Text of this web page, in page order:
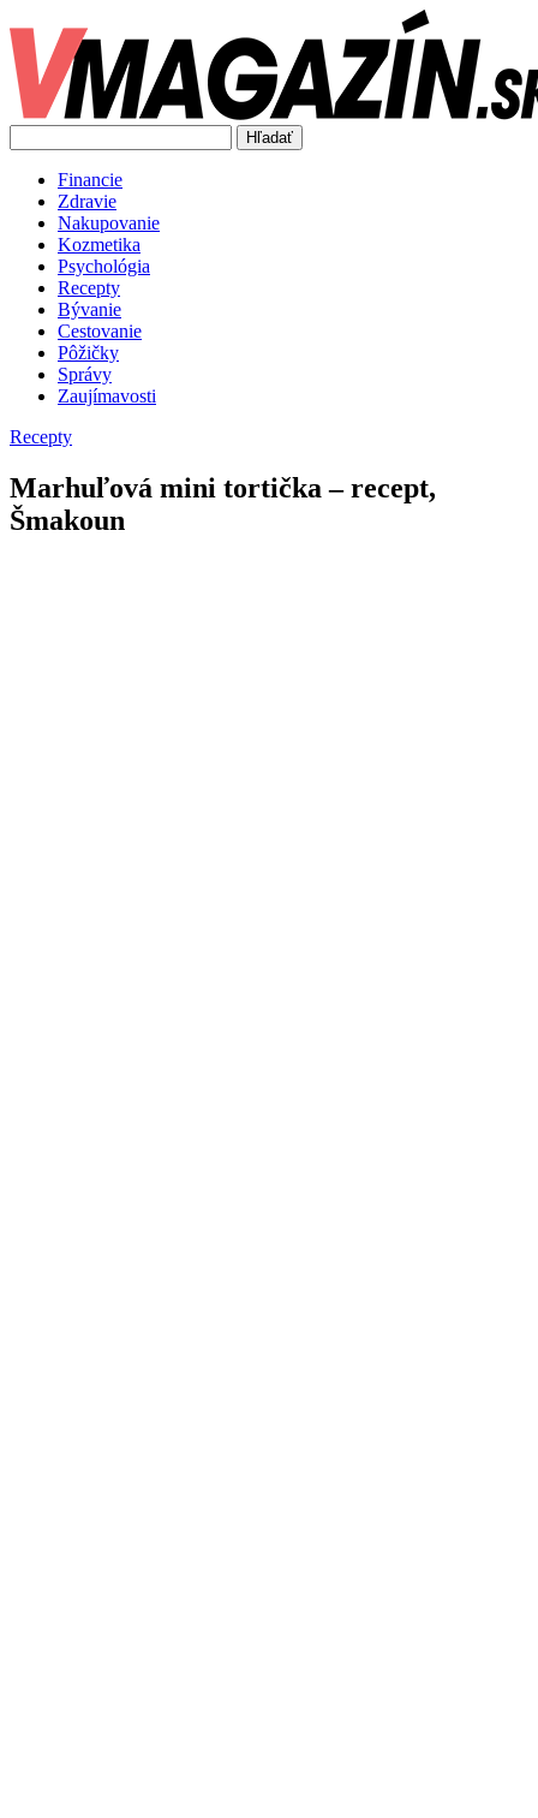
Hľadať
Financie
Zdravie
Nakupovanie
Kozmetika
Psychológia
Recepty
Bývanie
Cestovanie
Pôžičky
Správy
Zaujímavosti
Recepty
Marhuľová mini tortička – recept,
Šmakoun